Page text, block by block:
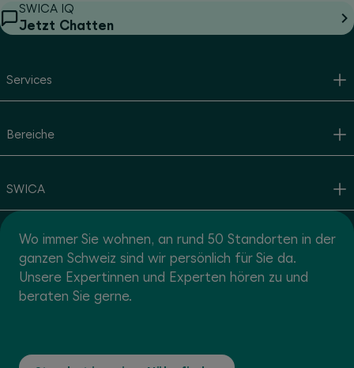
SWICA IQ
Jetzt Chatten
Services
Bereiche
SWICA
Wo immer Sie wohnen, an rund 50 Standorten in der
ganzen Schweiz sind wir persönlich für Sie da.
Unsere Expertinnen und Experten hören zu und
beraten Sie gerne.